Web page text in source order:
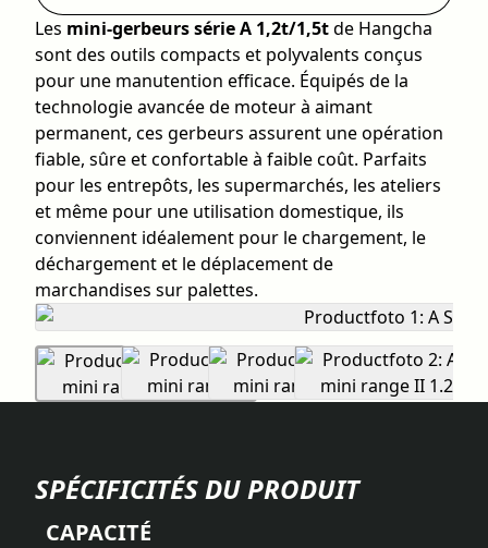
Les mini-gerbeurs série A 1,2t/1,5tde Hangcha
sont des outils compacts et polyvalents conçus
pour une manutention efficace. Équipés de la
technologie avancée de moteur à aimant
permanent, ces gerbeurs assurent une opération
fiable, sûre et confortable à faible coût. Parfaits
pour les entrepôts, les supermarchés, les ateliers
et même pour une utilisation domestique, ils
conviennent idéalement pour le chargement, le
déchargement et le déplacement de
marchandises sur palettes.
SPÉCIFICITÉS DU PRODUIT
CAPACITÉ